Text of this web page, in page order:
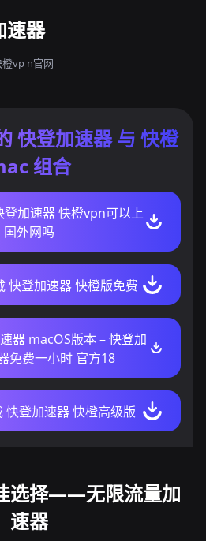
速器
橙vp n官网
快登加速器 与 快橙
组合
登加速器 快橙vpn可以上
国外网吗
快登加速器 快橙版免费
器 macOS版本 – 快登加
免费一小时 官方18
登加速器 快橙高级版
选择——无限流量加
速器